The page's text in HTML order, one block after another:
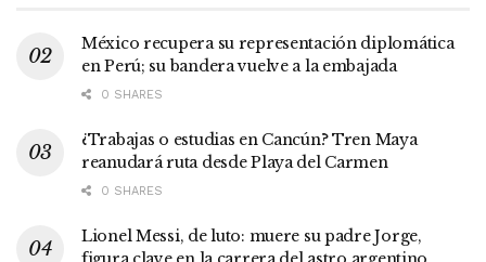
México recupera su representación diplomática
en Perú; su bandera vuelve a la embajada
0 SHARES
¿Trabajas o estudias en Cancún? Tren Maya
reanudará ruta desde Playa del Carmen
0 SHARES
Lionel Messi, de luto: muere su padre Jorge,